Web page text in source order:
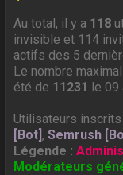
Au total, il y a 118
invisible et 114
actifs des 5
Le nombre
été de 11231 le 09
Utilisateurs
[Bot],Semrush
Légende :
Modérateurs